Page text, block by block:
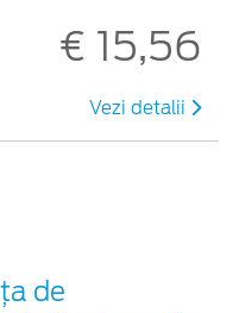
€ 15,56
Vezi detalii
de